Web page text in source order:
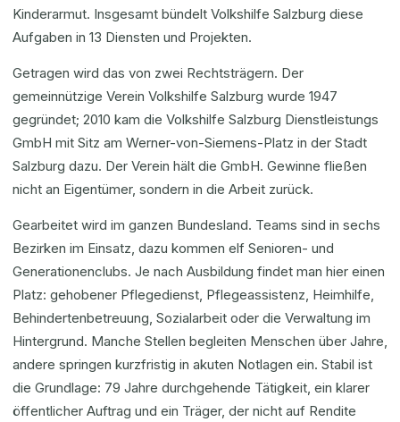
Kinderarmut. Insgesamt bündelt Volkshilfe Salzburg diese
Aufgaben in 13 Diensten und Projekten.
Getragen wird das von zwei Rechtsträgern. Der
gemeinnützige Verein Volkshilfe Salzburg wurde 1947
gegründet; 2010 kam die Volkshilfe Salzburg Dienstleistungs
GmbH mit Sitz am Werner-von-Siemens-Platz in der Stadt
Salzburg dazu. Der Verein hält die GmbH. Gewinne fließen
nicht an Eigentümer, sondern in die Arbeit zurück.
Gearbeitet wird im ganzen Bundesland. Teams sind in sechs
Bezirken im Einsatz, dazu kommen elf Senioren- und
Generationenclubs. Je nach Ausbildung findet man hier einen
Platz: gehobener Pflegedienst, Pflegeassistenz, Heimhilfe,
Behindertenbetreuung, Sozialarbeit oder die Verwaltung im
Hintergrund. Manche Stellen begleiten Menschen über Jahre,
andere springen kurzfristig in akuten Notlagen ein. Stabil ist
die Grundlage: 79 Jahre durchgehende Tätigkeit, ein klarer
öffentlicher Auftrag und ein Träger, der nicht auf Rendite